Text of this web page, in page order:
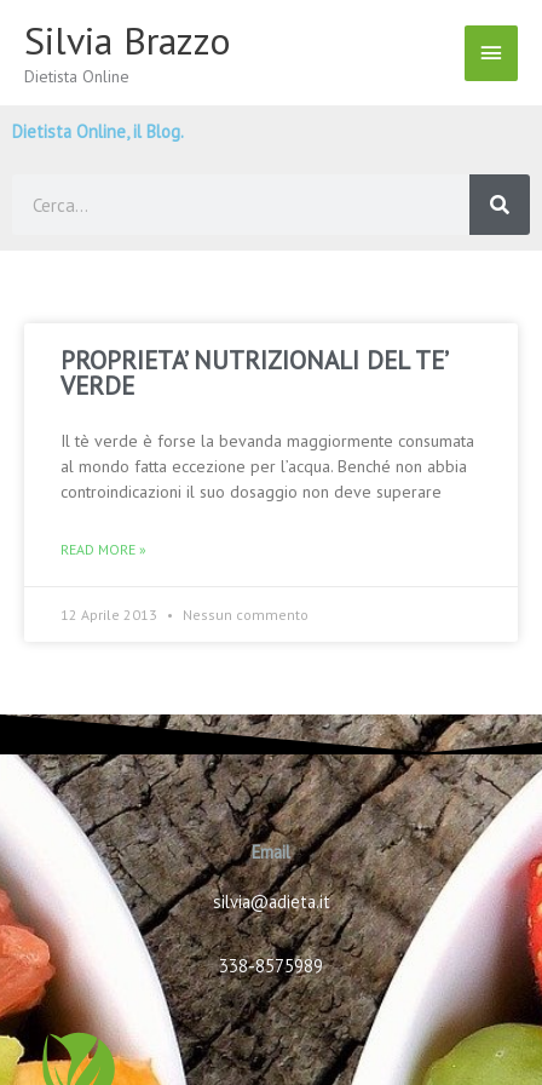
contenuto
Silvia Brazzo
Dietista Online
Menu
Dietista Online, il Blog.
PROPRIETA’ NUTRIZIONALI DEL TE’
VERDE
Il tè verde è forse la bevanda maggiormente consumata
al mondo fatta eccezione per l’acqua. Benché non abbia
controindicazioni il suo dosaggio non deve superare
READ MORE »
12 Aprile 2013 Nessun commento
Email
silvia@adieta.it
338-8575989